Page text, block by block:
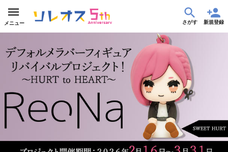
メニュー さがす 新規登録